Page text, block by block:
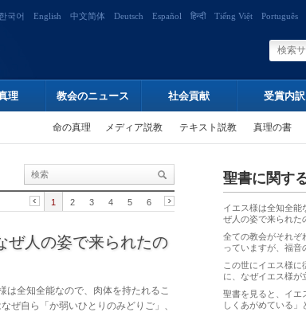
한국어 English 中文简体 Deutsch Español हिन्दी Tiếng Việt Português
理 教会のニュース 社会貢献 受賞内訳
命の真理 メディア説教 テキスト説教 真理の書
1 2 3 4 5 6
ぜ人の姿で来られたの
は全知全能なので、肉体を持たれるこ
ぜ自ら「か弱いひとりのみどりご」、